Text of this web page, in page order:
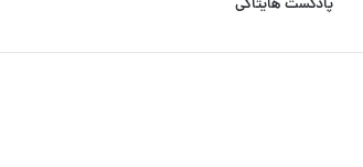
پادکست هایتاکی